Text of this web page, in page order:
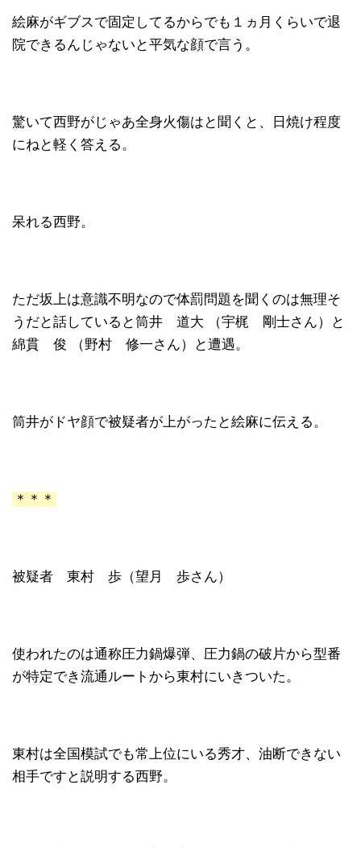
絵麻がギブスで固定してるからでも１ヵ月くらいで退
院できるんじゃないと平気な顔で言う。
驚いて西野がじゃあ全身火傷はと聞くと、日焼け程度
にねと軽く答える。
呆れる西野。
ただ坂上は意識不明なので体罰問題を聞くのは無理そ
うだと話していると筒井 道大 （宇梶 剛士さん）と
綿貫 俊 （野村 修一さん）と遭遇。
筒井がドヤ顔で被疑者が上がったと絵麻に伝える。
＊＊＊
被疑者 東村 歩（望月 歩さん）
使われたのは通称圧力鍋爆弾、圧力鍋の破片から型番
が特定でき流通ルートから東村にいきついた。
東村は全国模試でも常上位にいる秀才、油断できない
相手ですと説明する西野。